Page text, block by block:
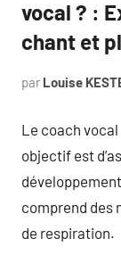
vocal ? :
chant et
par Louise
Le coach vocal
objectif est
comprend des
de respiration.